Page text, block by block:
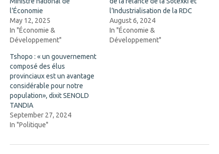
s
i
n
e
w
w
n
d
o
w
)
o
w
)
l’Économie
May 12, 2025
In "Économie &
Développement"
l’Industrialisation de la RDC
August 6, 2024
In "Économie &
Développement"
Tshopo : « un gouvernement
composé des élus
provinciaux est un avantage
considérable pour notre
population», dixit SENOLD
TANDIA
September 27, 2024
In "Politique"